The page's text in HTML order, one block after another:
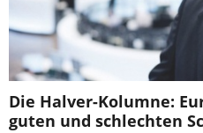
Die Halver-Kolumne:
guten und schlechten